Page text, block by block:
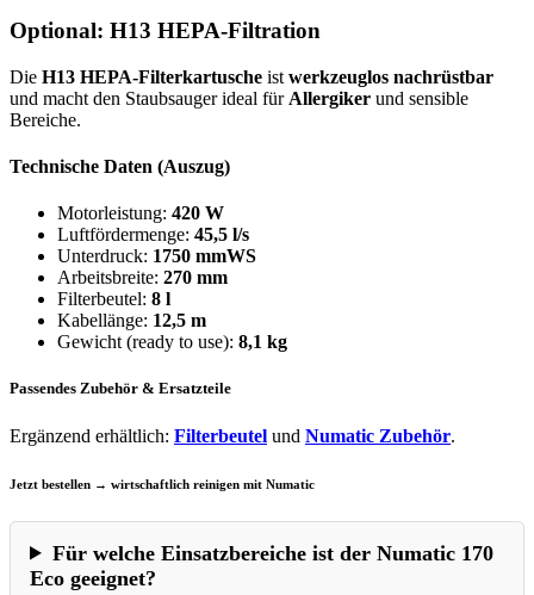
Optional: H13 HEPA-Filtration
Die H13 HEPA-Filterkartusche ist werkzeuglos nachrüstbar
und macht den Staubsauger ideal für Allergiker und sensible
Bereiche.
Technische Daten (Auszug)
Motorleistung: 420 W
Luftfördermenge: 45,5 l/s
Unterdruck: 1750 mmWS
Arbeitsbreite: 270 mm
Filterbeutel: 8 l
Kabellänge: 12,5 m
Gewicht (ready to use): 8,1 kg
Passendes Zubehör & Ersatzteile
Ergänzend erhältlich: Filterbeutel und Numatic Zubehör.
Jetzt bestellen → wirtschaftlich reinigen mit Numatic
Für welche Einsatzbereiche ist der Numatic 170
Eco geeignet?